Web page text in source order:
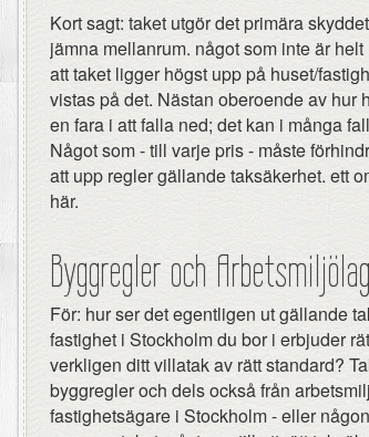
Kort sagt: taket utgör det primära
jämna mellanrum. något som inte är
att taket ligger högst upp på huset/
vistas på det. Nästan oberoende av hur
en fara i att falla ned; det kan i många
Något som - till varje pris - måste
att upp regler gällande taksäkerhet. ett
här.
Byggregler och
För: hur ser det egentligen ut gällande
fastighet i Stockholm du bor i erbjuder
verkligen ditt villatak av rätt standard?
byggregler och dels också från
fastighetsägare i Stockholm - eller